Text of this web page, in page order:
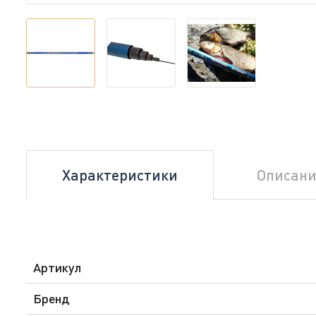
Характеристики
Артикул
Бренд